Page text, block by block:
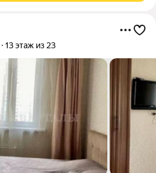
13 этаж из 23